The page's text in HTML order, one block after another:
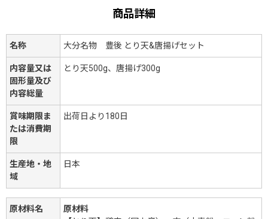
商品詳細
名称 大分名物 豊後 とり天&唐揚げセット
内容量又は
固形量及び
内容総量
とり天500g、唐揚げ300g
賞味期限ま
たは消費期
限
出荷日より180日
生産地・地
域
日本
原材料名
原材料